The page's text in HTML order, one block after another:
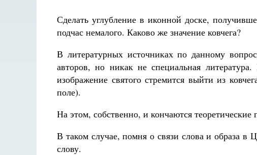
Сделать углубление в иконной доске,
подчас немалого. Каково же значение ковчега?
В литературных источниках по данному
авторов, но никак не специальная
изображение святого стремится выйти из
поле).
На этом, собственно, и кончаются теоретические
В таком случае, помня о связи слова и образа в
слову.